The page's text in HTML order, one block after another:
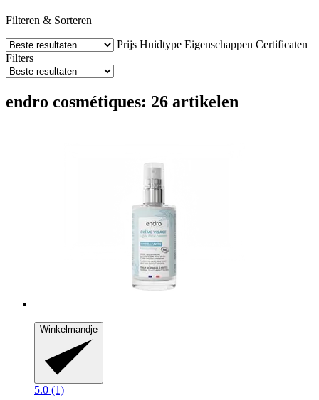
Filteren & Sorteren
Prijs Huidtype Eigenschappen Certificaten
Filters
endro cosmétiques: 26 artikelen
Winkelmandje
5.0 (1)